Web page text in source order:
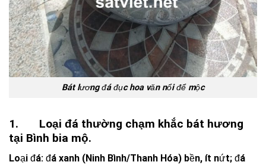
Bát lương đá đục hoa văn nổi để mộc
1. Loại đá thường chạm khắc bát hương
tại Bình bia mộ.
Loại đá: đá xanh (Ninh Bình/Thanh Hóa) bền, ít nứt; đá